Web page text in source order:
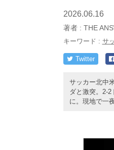
2026.06.16
著者 : THE
キーワード : サ
Twitter
サッカー北中
ダと激突。2-
に。現地で一